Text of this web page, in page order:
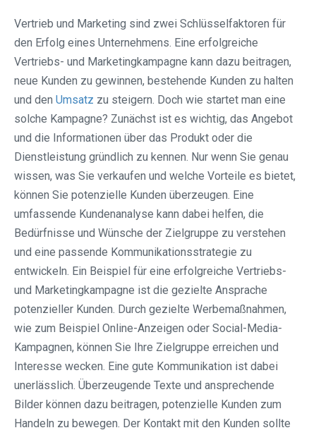
Vertrieb und Marketing sind zwei Schlüsselfaktoren für
den Erfolg eines Unternehmens. Eine erfolgreiche
Vertriebs- und Marketingkampagne kann dazu beitragen,
neue Kunden zu gewinnen, bestehende Kunden zu halten
und den Umsatz zu steigern. Doch wie startet man eine
solche Kampagne? Zunächst ist es wichtig, das Angebot
und die Informationen über das Produkt oder die
Dienstleistung gründlich zu kennen. Nur wenn Sie genau
wissen, was Sie verkaufen und welche Vorteile es bietet,
können Sie potenzielle Kunden überzeugen. Eine
umfassende Kundenanalyse kann dabei helfen, die
Bedürfnisse und Wünsche der Zielgruppe zu verstehen
und eine passende Kommunikationsstrategie zu
entwickeln. Ein Beispiel für eine erfolgreiche Vertriebs-
und Marketingkampagne ist die gezielte Ansprache
potenzieller Kunden. Durch gezielte Werbemaßnahmen,
wie zum Beispiel Online-Anzeigen oder Social-Media-
Kampagnen, können Sie Ihre Zielgruppe erreichen und
Interesse wecken. Eine gute Kommunikation ist dabei
unerlässlich. Überzeugende Texte und ansprechende
Bilder können dazu beitragen, potenzielle Kunden zum
Handeln zu bewegen. Der Kontakt mit den Kunden sollte